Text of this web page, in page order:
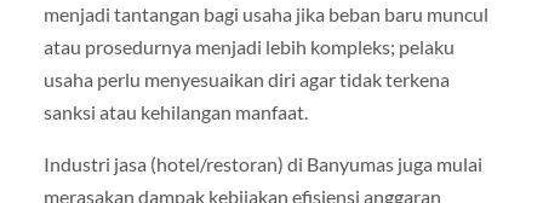
menjadi tantangan bagi usaha jika beban baru muncul
atau prosedurnya menjadi lebih kompleks; pelaku
usaha perlu menyesuaikan diri agar tidak terkena
sanksi atau kehilangan manfaat.
Industri jasa (hotel/restoran) di Banyumas juga mulai
merasakan dampak kebijakan efisiensi anggaran